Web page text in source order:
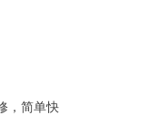
，简单快